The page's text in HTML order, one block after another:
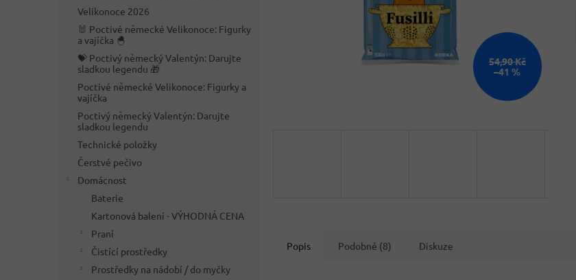
Velikonoce 2026
🐰 Poctivé německé Velikonoce: Figurky
a vajíčka 🐣
💝 Poctivý německý Valentýn: Darujte
sladkou legendu 🎁
Poctivé německé Velikonoce: Figurky a
vajíčka
Poctivý německý Valentýn: Darujte
sladkou legendu
Technické položky
Čerstvé pečivo
Domácnost
Baterie
Kartonová balení - VÝHODNÁ CENA
Praní
Čistící prostředky
Prostředky na nádobí / do myčky
54,90 Kč
–41 %
Popis Podobné (8) Diskuze